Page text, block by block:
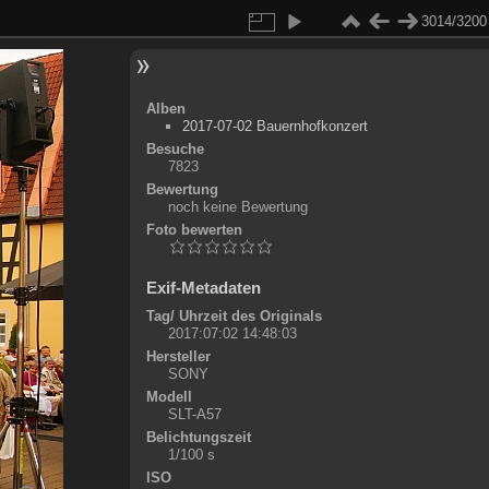
3014/3200
Alben
2017-07-02 Bauernhofkonzert
Besuche
7823
Bewertung
noch keine Bewertung
Foto bewerten
Exif-Metadaten
Tag/ Uhrzeit des Originals
2017:07:02 14:48:03
Hersteller
SONY
Modell
SLT-A57
Belichtungszeit
1/100 s
ISO